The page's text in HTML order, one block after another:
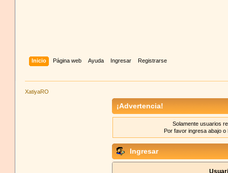
Inicio Página web Ayuda Ingresar Registrarse
XatiyaRO
¡Advertencia!
Solamente usuarios
Por favor ingresa abajo
Ingresar